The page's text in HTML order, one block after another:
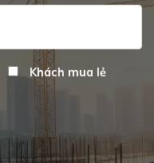
Khách mua lẻ